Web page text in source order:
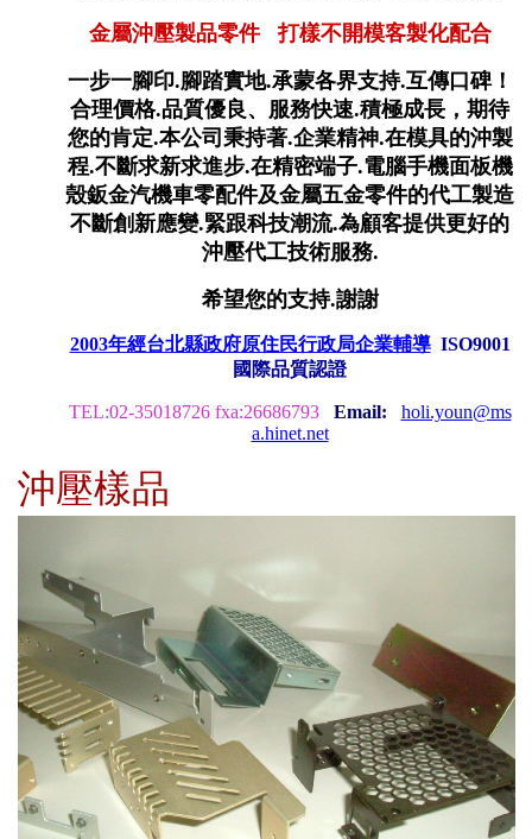
金屬沖壓製品零件 打樣不開模客製化配合
一步一腳印.腳踏實地.承蒙各界支持.互傳口碑！
合理價格.品質優良、服務快速.積極成長，期待
您的肯定.本公司秉持著.企業精神.在模具的沖製
程.不斷求新求進步.在精密端子.電腦手機面板機
殼鈑金汽機車零配件及金屬五金零件的代工製造
不斷創新應變.緊跟科技潮流.為顧客提供更好的
沖壓代工技術服務.
希望您的支持.謝謝
2003年經台北縣政府原住民行政局企業輔導 ISO9001
國際品質認證
TEL:02-35018726 fxa:26686793 Email: holi.youn@ms
a.hinet.net
沖壓樣品